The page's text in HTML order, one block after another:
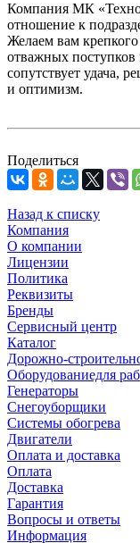
Компания МК
отношение к
Желаем вам крепкого
отважных
сопутствует удача,
и оптимизм.
Поделиться
Назад к списку
Компания
О компании
Лицензии
Политика
Реквизиты
Бренды
Сервисный центр
Каталог
Дорожно-
Оборудованиедля
Генераторы
Снегоуборщики
Системы обогрева
Двигатели
Оплата и доставка
Оплата
Доставка
Гарантия
Вопросы и ответы
Информация